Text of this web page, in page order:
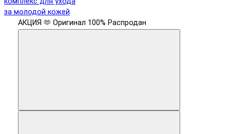
за молодой кожей
АКЦИЯ 🫶 Оригинал 100% Распродан